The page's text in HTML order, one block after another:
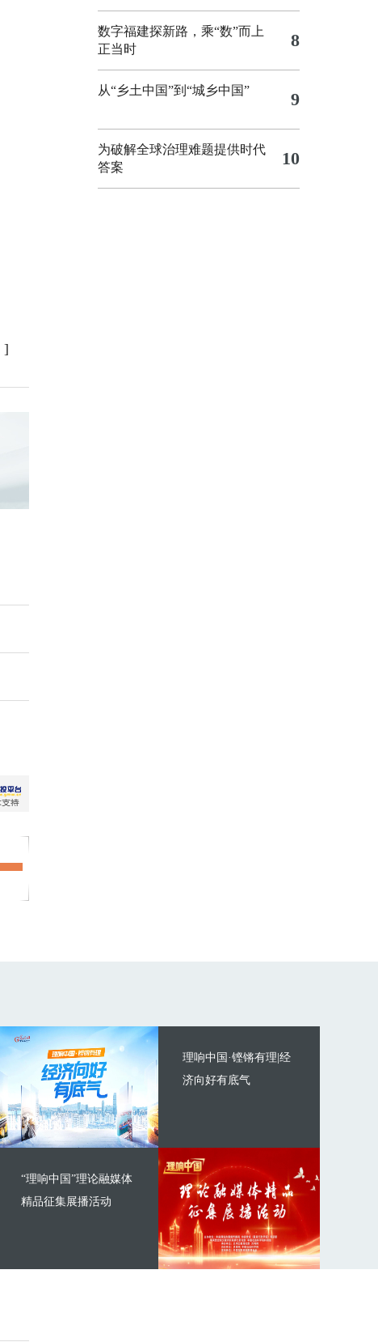
]
数字福建探新路，乘“数”而上
正当时
8
从“乡土中国”到“城乡中国” 9
为破解全球治理难题提供时代
答案
10
理响中国·铿锵有理|经
济向好有底气
“理响中国”理论融媒体
精品征集展播活动